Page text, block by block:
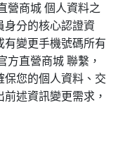
營商城 個人資料之
身分的核心認證資
有變更手機號碼所有
方直營商城 聯繫，
保您的個人資料、交
述資訊變更需求，